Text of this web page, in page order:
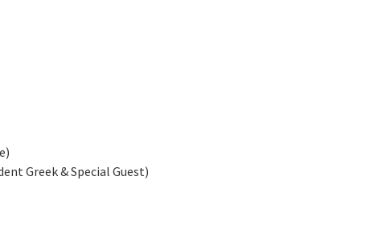
Greek & Special Guest)